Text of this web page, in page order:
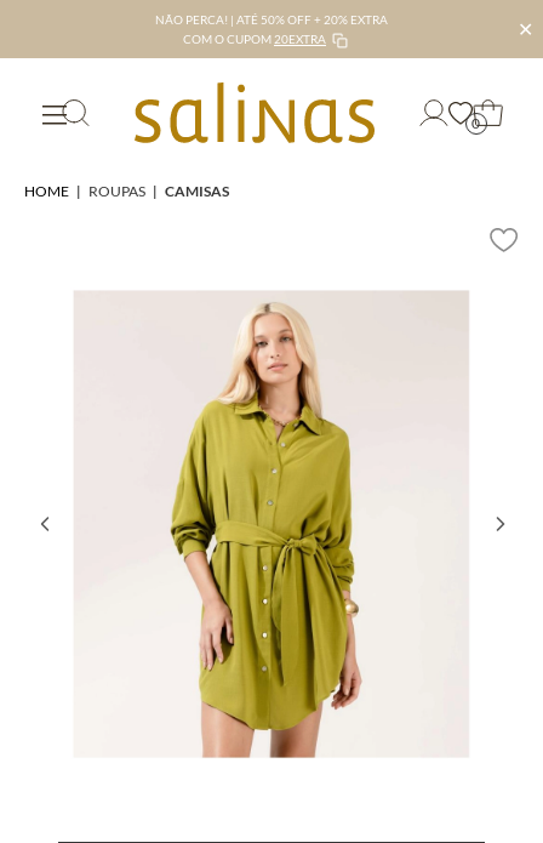
NÃO PERCA! | ATÉ 50% OFF + 20% EXTRA
COM O CUPOM 20EXTRA ✕
0
HOME | ROUPAS | CAMISAS